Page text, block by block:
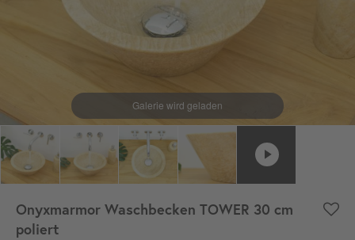
Onyxmarmor Waschbecken TOWER 30 cm
poliert